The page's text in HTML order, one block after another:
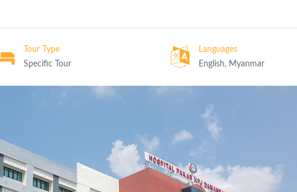
Tour Type
Specific Tour
Languages
English, Myanmar